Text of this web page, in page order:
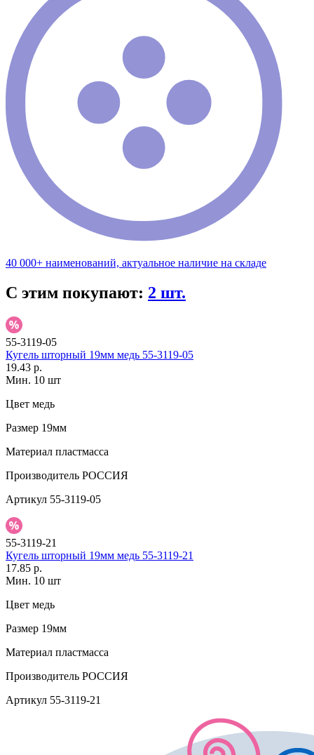
40 000+ наименований, актуальное наличие на складе
С этим покупают: 2 шт.
55-3119-05
Кугель шторный 19мм медь 55-3119-05
19.43 р.
Мин. 10 шт
Цвет медь
Размер 19мм
Материал пластмасса
Производитель РОССИЯ
Артикул 55-3119-05
55-3119-21
Кугель шторный 19мм медь 55-3119-21
17.85 р.
Мин. 10 шт
Цвет медь
Размер 19мм
Материал пластмасса
Производитель РОССИЯ
Артикул 55-3119-21